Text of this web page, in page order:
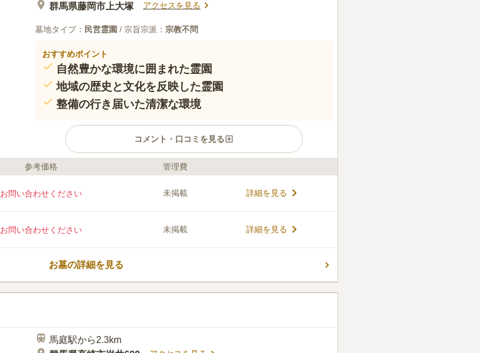
群馬県藤岡市上大塚
アクセスを見る
墓地タイプ： 民営霊園 / 宗旨宗派： 宗教不問
おすすめポイント
自然豊かな環境に囲まれた霊園
地域の歴史と文化を反映した霊園
整備の行き届いた清潔な環境
コメント・口コミを見る
口コミ評価
参考価格 管理費
お問い合わせください 未掲載 詳細を見る
お問い合わせください 未掲載 詳細を見る
お墓の詳細を見る
馬庭駅から2.3km